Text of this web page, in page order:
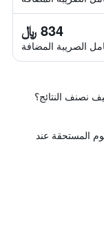
834 ﷼
الصريبة المضافة
نصنف النتائج؟
المستحقة عند